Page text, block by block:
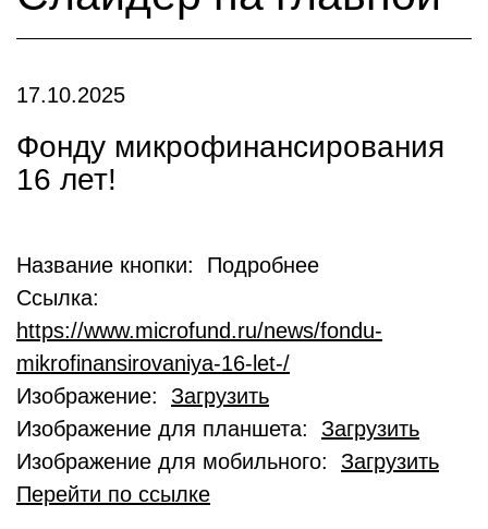
17.10.2025
Фонду микрофинансирования
16 лет!
Название кнопки: Подробнее
Ссылка:
https://www.microfund.ru/news/fondu-
mikrofinansirovaniya-16-let-/
Изображение: Загрузить
Изображение для планшета: Загрузить
Изображение для мобильного: Загрузить
Перейти по ссылке